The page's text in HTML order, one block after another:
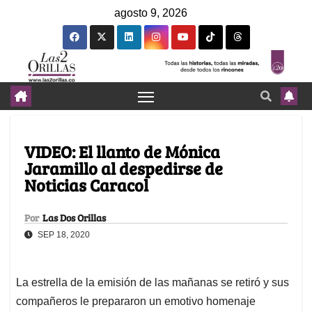
agosto 9, 2026
VIDEO: El llanto de Mónica
Jaramillo al despedirse de
Noticias Caracol
Por Las Dos Orillas
SEP 18, 2020
La estrella de la emisión de las mañanas se retiró y sus
compañeros le prepararon un emotivo homenaje